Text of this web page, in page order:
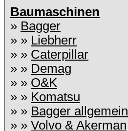
Baumaschinen
» Bagger
» » Liebherr
» » Caterpillar
» » Demag
» » O&K
» » Komatsu
» » Bagger allgemein
» » Volvo & Akerman